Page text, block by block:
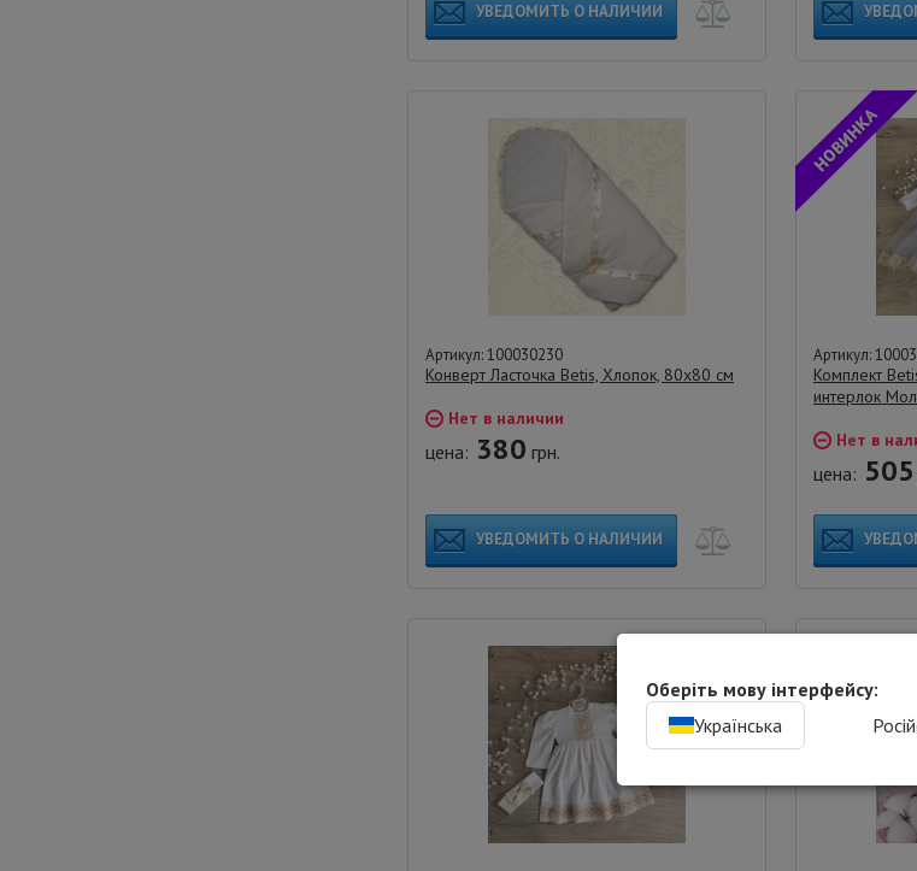
УВЕДОМИТЬ О НАЛИЧИИ
Артикул: 100030230
Конверт Ласточка Betis, Хлопок, 80х80 см
Нет в наличии
цена: 380 грн.
УВЕДОМИТЬ О НАЛИЧИИ
Артикул:
Комплект
интерлок
Нет в
цена: 505
Оберіть мову інтерфейсу:
Українська